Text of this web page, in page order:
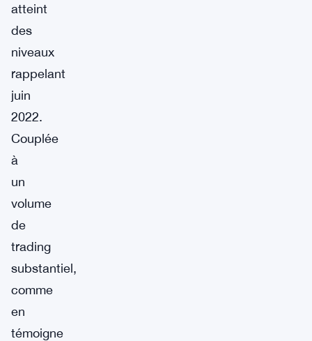
atteint
des
niveaux
rappelant
juin
2022.
Couplée
à
un
volume
de
trading
substantiel,
comme
en
témoigne